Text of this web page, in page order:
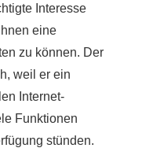
Interesse
eine
zu können. Der
weil er ein
Internet-
Funktionen
stünden.